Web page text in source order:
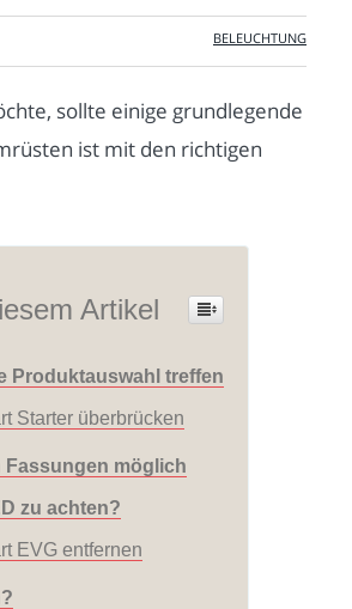
BELEUCHTUNG
sollte einige grundlegende
ist mit den richtigen
Artikel
Produktauswahl treffen
Starter überbrücken
Fassungen möglich
zu achten?
EVG entfernen